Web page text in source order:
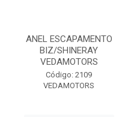
ANEL ESCAPAMENTO
BIZ/SHINERAY
VEDAMOTORS
Código: 2109
VEDAMOTORS